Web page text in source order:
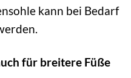
kann bei Bedarf
für breitere Füße